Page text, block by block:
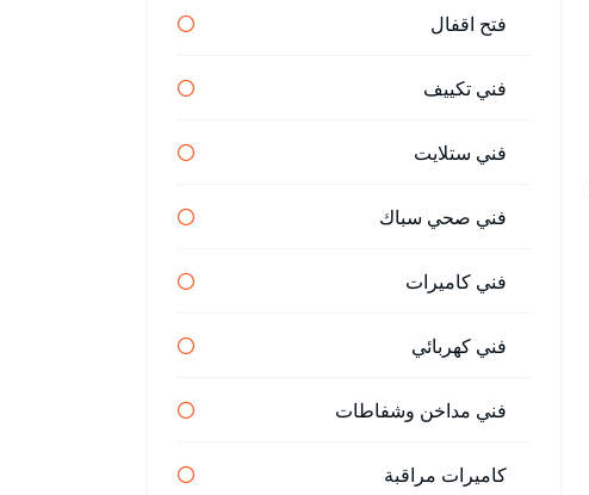
فتح اقفال
فني تكييف
فني ستلايت
فني صحي سباك
فني كاميرات
فني كهربائي
فني مداخن وشفاطات
كاميرات مراقبة